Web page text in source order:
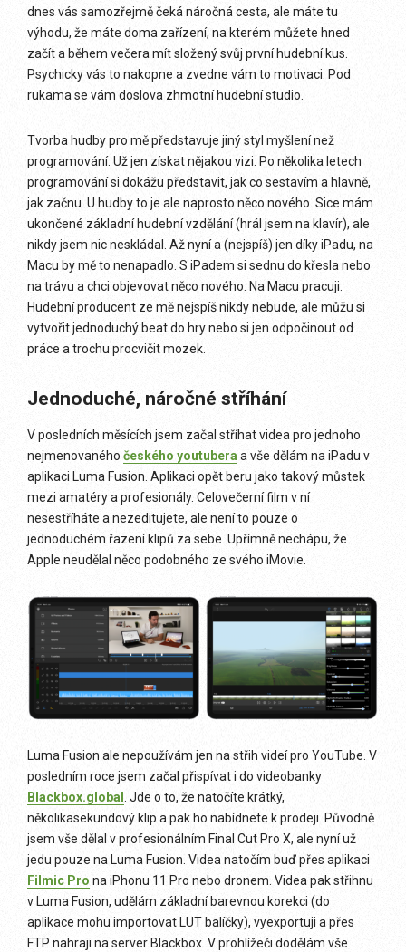
dnes vás samozřejmě čeká náročná cesta, ale máte tu
výhodu, že máte doma zařízení, na kterém můžete hned
začít a během večera mít složený svůj první hudební kus.
Psychicky vás to nakopne a zvedne vám to motivaci. Pod
rukama se vám doslova zhmotní hudební studio.
Tvorba hudby pro mě představuje jiný styl myšlení než
programování. Už jen získat nějakou vizi. Po několika letech
programování si dokážu představit, jak co sestavím a hlavně,
jak začnu. U hudby to je ale naprosto něco nového. Sice mám
ukončené základní hudební vzdělání (hrál jsem na klavír), ale
nikdy jsem nic neskládal. Až nyní a (nejspíš) jen díky iPadu, na
Macu by mě to nenapadlo. S iPadem si sednu do křesla nebo
na trávu a chci objevovat něco nového. Na Macu pracuji.
Hudební producent ze mě nejspíš nikdy nebude, ale můžu si
vytvořit jednoduchý beat do hry nebo si jen odpočinout od
práce a trochu procvičit mozek.
Jednoduché, náročné stříhání
V posledních měsících jsem začal stříhat videa pro jednoho
nejmenovaného českého youtuberaa vše dělám na iPadu v
aplikaci Luma Fusion. Aplikaci opět beru jako takový můstek
mezi amatéry a profesionály. Celovečerní film v ní
nesestříháte a nezeditujete, ale není to pouze o
jednoduchém řazení klipů za sebe. Upřímně nechápu, že
Apple neudělal něco podobného ze svého iMovie.
Luma Fusion ale nepoužívám jen na střih videí pro YouTube. V
posledním roce jsem začal přispívat i do videobanky
Blackbox.global . Jde o to, že natočíte krátký,
několikasekundový klip a pak ho nabídnete k prodeji. Původně
jsem vše dělal v profesionálním Final Cut Pro X, ale nyní už
jedu pouze na Luma Fusion. Videa natočím buď přes aplikaci
Filmic Pro na iPhonu 11 Pro nebo dronem. Videa pak střihnu
v Luma Fusion, udělám základní barevnou korekci (do
aplikace mohu importovat LUT balíčky), vyexportuji a přes
FTP nahraji na server Blackbox. V prohlížeči dodělám vše